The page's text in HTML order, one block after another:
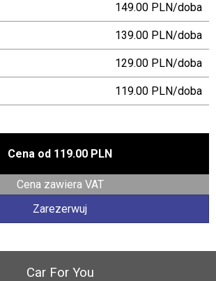
149.00 PLN/doba
139.00 PLN/doba
129.00 PLN/doba
119.00 PLN/doba
Cena od 119.00 PLN
Cena zawiera VAT
Zarezerwuj
Car For You